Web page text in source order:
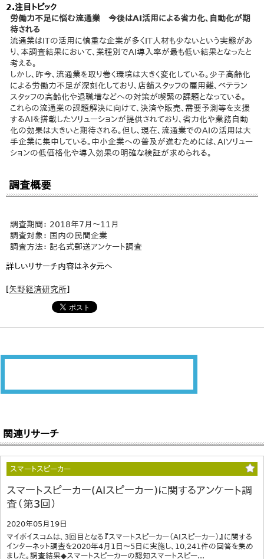
2.注目トピック
労働力不足に悩む流通業 今後はAI活用による省力化、自動化が期
待される
流通業はITの活用に慎重な企業が多くIT人材も少ないという実態があ
り、本調査結果において、業種別でAI導入率が最も低い結果となったと
考える。
しかし、昨今、流通業を取り巻く環境は大きく変化している。少子高齢化
による労働力不足が深刻化しており、店舗スタッフの雇用難、ベテラン
スタッフの高齢化や退職増などへの対策が喫緊の課題となっている。
これらの流通業の課題解決に向けて、決済や販売、需要予測等を支援
するAIを搭載したソリューションが提供されており、省力化や業務自動
化の効果は大きいと期待される。但し、現在、流通業でのAIの活用は大
手企業に集中している。中小企業への普及が進むためには、AIソリュー
ションの低価格化や導入効果の明確な検証が求められる。
調査概要
調査期間： 2018年7月～11月
調査対象： 国内の民間企業
調査方法： 記名式郵送アンケート調査
詳しいリサーチ内容はネタ元へ
[矢野経済研究所]
関連リサーチ
スマートスピーカー
スマートスピーカー(AIスピーカー)に関するアンケート調
査（第3回）
2020年05月19日
マイボイスコムは、3回目となる『スマートスピーカー（AIスピーカー）』に関する
インターネット調査を2020年4月1日～5日に実施し、10,241件の回答を集め
ました。調査結果◆スマートスピーカーの認知スマートスピー...